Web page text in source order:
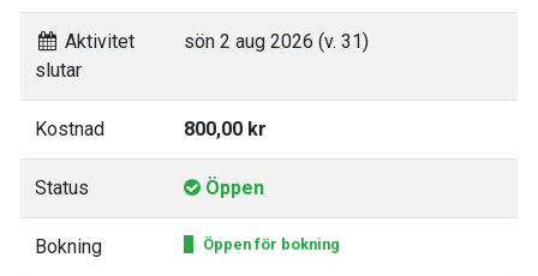
Aktivitet
slutar
sön 2 aug 2026 (v. 31)
Kostnad 800,00 kr
Status Öppen
Bokning Öppen för bokning